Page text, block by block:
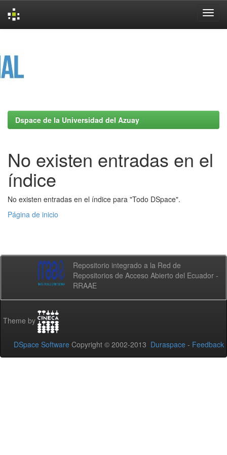
Dspace de la Universidad del Azuay
No existen entradas en el
índice
No existen entradas en el índice para "Todo DSpace".
Página de inicio
Repositorio integrado a la Red de
Repositorios de Acceso Abierto del Ecuador -
RRAAE
Theme by
DSpace Software Copyright © 2002-2013 Duraspace - Feedback